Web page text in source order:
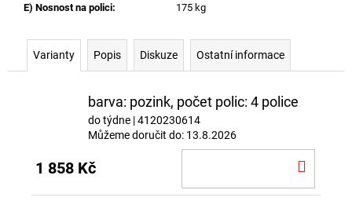
E) Nosnost na polici: 175 kg
Varianty Popis Diskuze Ostatní informace
barva: pozink, počet polic: 4 police
do týdne | 4120230614
Můžeme doručit do: 13.8.2026
1 858 Kč